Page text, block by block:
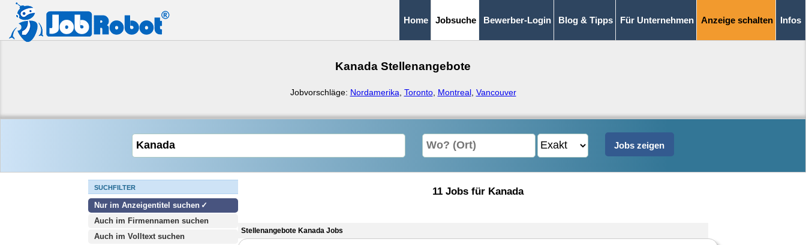
Home Jobsuche Bewerber-Login Blog & Tipps Für Unternehmen Anzeige schalten Infos
Kanada Stellenangebote
Jobvorschläge: Nordamerika Toronto, Montreal, Vancouver
SUCHFILTER
Nur im Anzeigentitel suchen
Auch im Firmennamen suchen
Auch im Volltext suchen
11 Jobs für Kanada
Stellenangebote Kanada Jobs